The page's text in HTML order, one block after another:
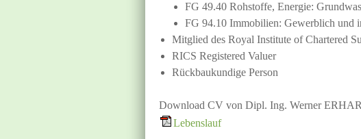
FG 49.40 Rohstoffe, Energie:
FG 94.10 Immobilien: Gewerblich und
Mitglied des Royal Institute of Chartered
RICS Registered Valuer
Rückbaukundige Person
Download CV von Dipl. Ing. Werner
Lebenslauf